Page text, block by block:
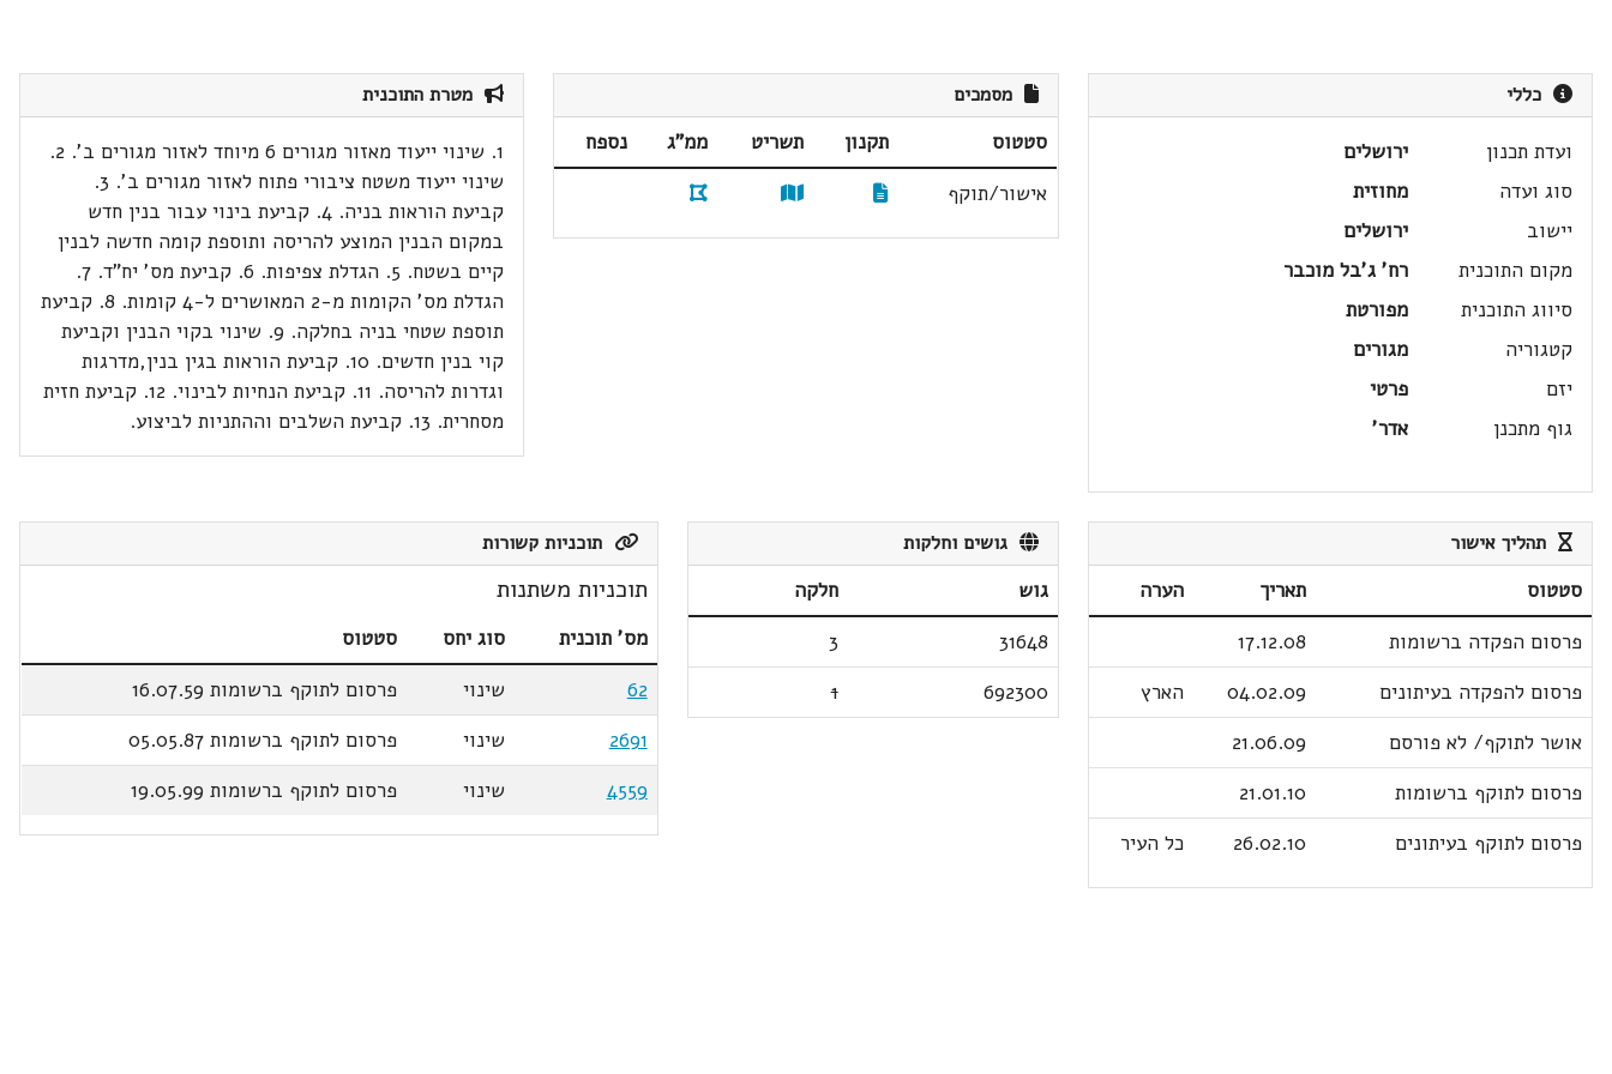
כללי
ועדת תכנון
ירושלים
סוג ועדה
מחוזית
יישוב
ירושלים
מקום התוכנית
רח' ג'בל מוכבר
סיווג התוכנית
מפורטת
קטגוריה
מגורים
יזם
פרטי
גוף מתכנן
אדר'
מסמכים
סטטוס תקנון תשריט ממ"ג
נספח
אישור/תוקף
מטרת התוכנית
1. שינוי ייעוד מאזור מגורים 6 מיוחד לאזור מגורים ב'. 2.
שינוי ייעוד משטח ציבורי פתוח לאזור מגורים ב'. 3.
קביעת הוראות בניה. 4. קביעת בינוי עבור בנין חדש
במקום הבנין המוצע להריסה ותוספת קומה חדשה לבנין
קיים בשטח. 5. הגדלת צפיפות. 6. קביעת מס' יח"ד. 7.
הגדלת מס' הקומות מ-2 המאושרים ל-4 קומות. 8. קביעת
תוספת שטחי בניה בחלקה. 9. שינוי בקוי הבנין וקביעת
קוי בנין חדשים. 10. קביעת הוראות בגין בנין,מדרגות
וגדרות להריסה. 11. קביעת הנחיות לבינוי. 12. קביעת חזית
מסחרית. 13. קביעת השלבים וההתניות לביצוע.
תהליך אישור
סטטוס תאריך
הערה
פרסום הפקדה ברשומות
17.12.08
פרסום להפקדה בעיתונים
04.02.09
הארץ
אושר לתוקף/ לא פורסם
21.06.09
פרסום לתוקף ברשומות
21.01.10
פרסום לתוקף בעיתונים
26.02.10 כל העיר
גושים וחלקות
גוש
חלקה
31648
3
692300
1
תוכניות קשורות
תוכניות משתנות
מס' תוכנית סוג יחס
סטטוס
62
שינוי
פרסום לתוקף ברשומות 16.07.59
2691
שינוי
פרסום לתוקף ברשומות 05.05.87
4559
שינוי פרסום לתוקף ברשומות 19.05.99